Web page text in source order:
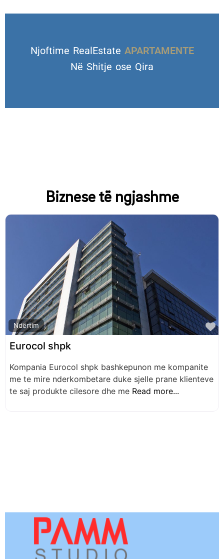
Njoftime RealEstate
VILA DHE TROJE Në Shitje ose Qira
Biznese të ngjashme
Ndërtim
Eurocol shpk
Kompania Eurocol shpk bashkepunon me kompanite
me te mire nderkombetare duke sjelle prane klienteve
te saj produkte cilesore dhe me Read more...